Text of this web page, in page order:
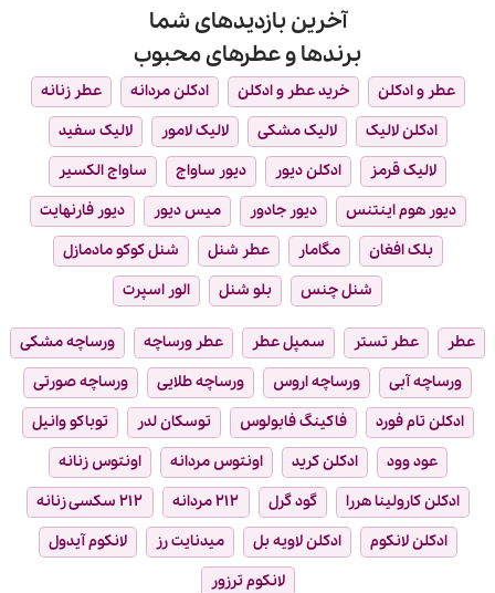
آخرین بازدیدهای شما
برندها و عطرهای محبوب
عطر و ادکلن خرید عطر و ادکلن ادکلن مردانه
عطر زنانه
ادکلن لالیک
لالیک مشکی لالیک لامور
لالیک سفید
لالیک قرمز
ادکلن دیور دیور ساواج
ساواج الکسیر
دیور هوم اینتنس
دیور جادور میس دیور
دیور فارنهایت
بلک افغان
مگامار عطر شنل
شنل کوکو مادمازل
شنل چنس
بلو شنل الور اسپرت
عطر عطر تستر سمپل عطر عطر ورساچه
ورساچه مشکی
ورساچه آبی
ورساچه اروس ورساچه طلایی
ورساچه صورتی
ادکلن تام فورد
فاکینگ فابولوس توسکان لدر
توباکو وانیل
عود وود
ادکلن کرید اونتوس مردانه
اونتوس زنانه
ادکلن کارولینا هررا
گود گرل ۲۱۲ مردانه
۲۱۲ سکسی زنانه
ادکلن لانکوم
ادکلن لاویه بل میدنایت رز
لانکوم آیدول
لانکوم ترزور